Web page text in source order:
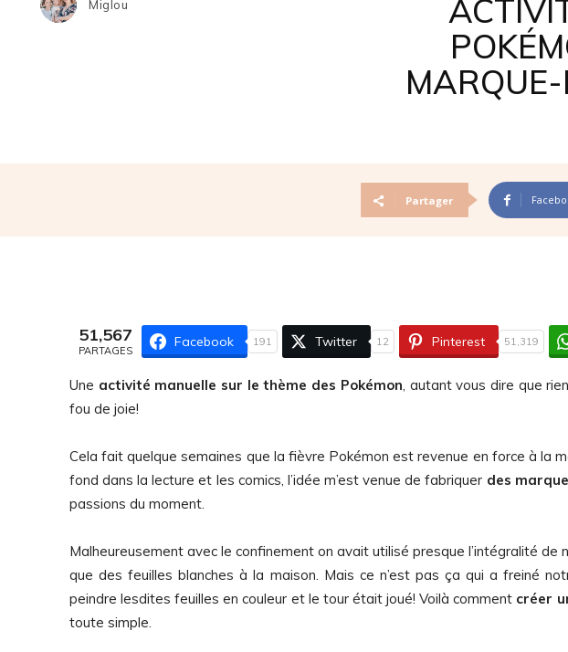
Miglou
Partager
51,567
PARTAGES
Facebook 191 Twitter 12 Pinterest 51,319
Une activité manuelle sur le thème des Pokémon, autant vous dire que
fou de joie!
Cela fait quelque semaines que la fièvre Pokémon est revenue en force à la
fond dans la lecture et les comics, l’idée m’est venue de fabriquer des
passions du moment.
Malheureusement avec le confinement on avait utilisé presque l’intégralité
que des feuilles blanches à la maison. Mais ce n’est pas ça qui a freiné
peindre lesdites feuilles en couleur et le tour était joué! Voilà comment créer
toute simple.